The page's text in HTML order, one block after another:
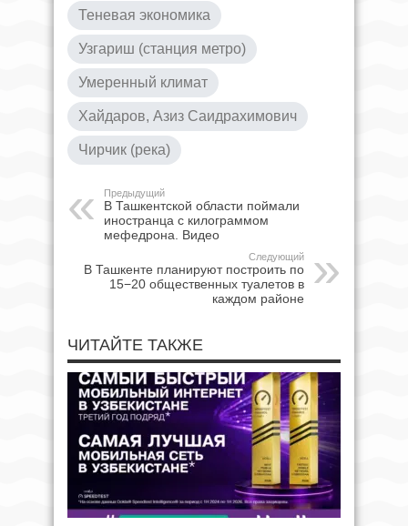
Теневая экономика
Узгариш (станция метро)
Умеренный климат
Хайдаров, Азиз Саидрахимович
Чирчик (река)
Предыдущий
В Ташкентской области поймали
иностранца с килограммом
мефедрона. Видео
Следующий
В Ташкенте планируют построить по
15−20 общественных туалетов в
каждом районе
ЧИТАЙТЕ ТАКЖЕ